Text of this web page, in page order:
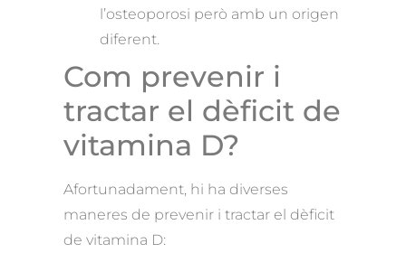
l’osteoporosi però amb un origen
diferent.
Com prevenir i
tractar el dèficit de
vitamina D?
Afortunadament, hi ha diverses
maneres de prevenir i tractar el dèficit
de vitamina D: